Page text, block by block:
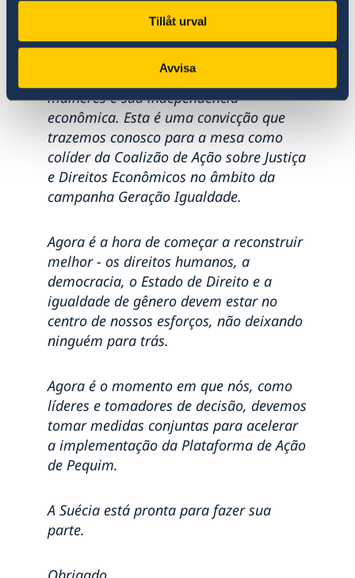
Tillåt urval
Avvisa
Webinar Permissão de Residência
Webinar Pré-Embarque Novos Estudantes na Suécia
Mostra de Cinema Sueco Contemporâneo em São
Paulo
Festival Sustentabilidade de Cinema Nórdico em
Brasília
Hero SwimRun
"A Minha Própria Lua" no no Cine Olympia, em
Belém, no Pará
Suécia na 65ª Feira do Livro de Porto Alegre
"Apenas Uma Pessoa Normal" no Cine Olympia, em
Belém, no Pará
"Algo a Romper" no Cine Olympia, em Belém, no Pará
Exposição Fotográfica Pais Presentes
Santos Film Festival
Semana Nórdica de Marília
Janeiro
Bikes versus Carros em Benevides/Pará
Exposição Sverige A-Ö
Festival Internacional de Cinema LGBTI
Mostra de Cinema Europeu 2019
Bazar Europeu 2019
#KanelBullensDag Rio de Janeiro
Semanas de Inovação 2018
#Bergman100 no Rio de Janeiro
progressista para os direitos das
mulheres e igualdade de gênero. É nossa
decisivo para o empoderamento das
mulheres e sua independência
econômica. Esta é uma convicção que
trazemos conosco para a mesa como
colíder da Coalizão de Ação sobre Justiça
e Direitos Econômicos no âmbito da
campanha Geração Igualdade.
Agora é a hora de começar a reconstruir
melhor - os direitos humanos, a
democracia, o Estado de Direito e a
igualdade de gênero devem estar no
centro de nossos esforços, não deixando
ninguém para trás.
Agora é o momento em que nós, como
líderes e tomadores de decisão, devemos
tomar medidas conjuntas para acelerar
a implementação da Plataforma de Ação
de Pequim.
A Suécia está pronta para fazer sua
parte.